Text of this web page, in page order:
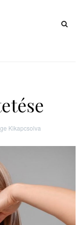
Kikapcsolva